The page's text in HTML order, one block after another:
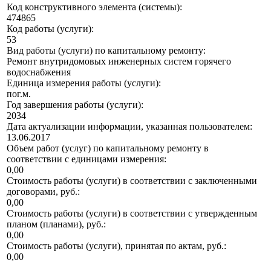
Код конструктивного элемента (системы):
474865
Код работы (услуги):
53
Вид работы (услуги) по капитальному ремонту:
Ремонт внутридомовых инженерных систем горячего
водоснабжения
Единица измерения работы (услуги):
пог.м.
Год завершения работы (услуги):
2034
Дата актуализации информации, указанная пользователем:
13.06.2017
Объем работ (услуг) по капитальному ремонту в
соответствии с единицами измерения:
0,00
Стоимость работы (услуги) в соответствии с заключенными
договорами, руб.:
0,00
Стоимость работы (услуги) в соответствии с утвержденным
планом (планами), руб.:
0,00
Стоимость работы (услуги), принятая по актам, руб.:
0,00